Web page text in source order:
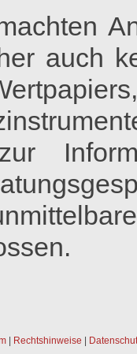
auch
Rechtshinweise